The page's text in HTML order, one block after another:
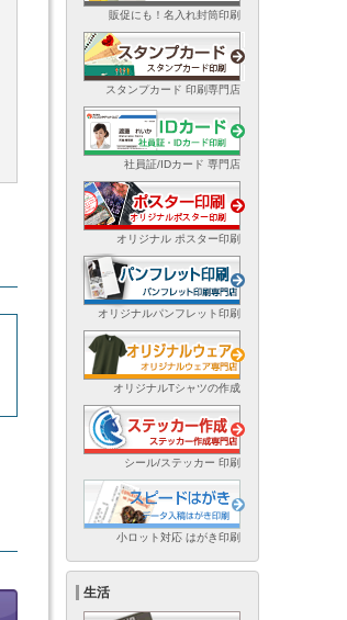
販促にも！名入れ封筒印刷
スタンプカード 印刷専門店
社員証/IDカード 専門店
オリジナル ポスター印刷
オリジナルパンフレット印刷
オリジナルTシャツの作成
シール/ステッカー 印刷
小ロット対応 はがき印刷
生活